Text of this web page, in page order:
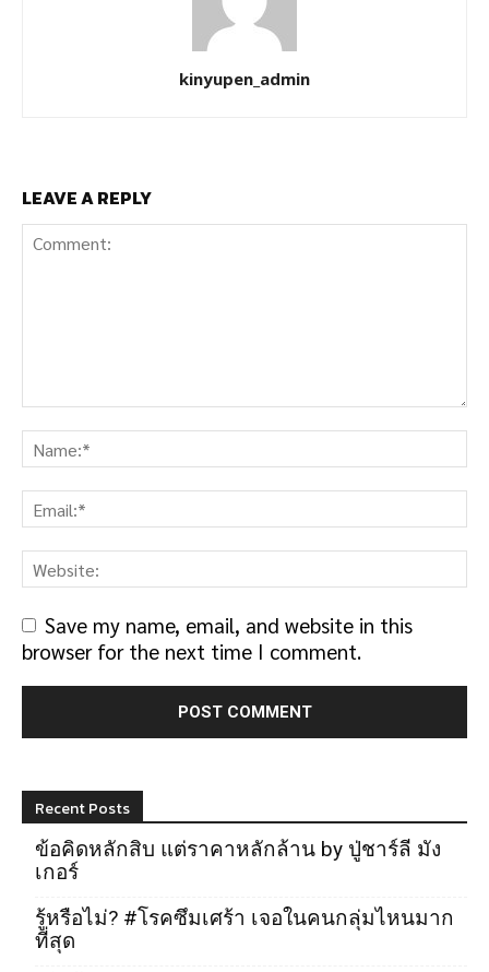
kinyupen_admin
LEAVE A REPLY
Save my name, email, and website in this
browser for the next time I comment.
Recent Posts
ข้อคิดหลักสิบ แต่ราคาหลักล้าน by ปู่ชาร์ลี มัง
เกอร์
รู้หรือไม่? #โรคซึมเศร้า เจอในคนกลุ่มไหนมาก
ที่สุด